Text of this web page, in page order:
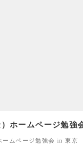
ホームページ勉強
ームページ勉強会 in 東京